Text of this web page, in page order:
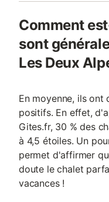
Comment
sont
Les Deux
En moyenne, ils
positifs. En effet,
Gites.fr, 30 % des
à 4,5 étoiles. Un
permet d'affirmer
doute le chalet
vacances !